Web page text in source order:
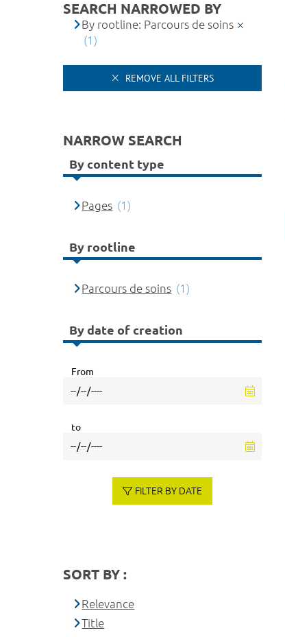
SEARCH NARROWED BY
By rootline: Parcours de soins
(1)
REMOVE ALL FILTERS
NARROW SEARCH
By content type
Pages (1)
By rootline
Parcours de soins (1)
By date of creation
From
to
FILTER BY DATE
SORT BY :
Relevance
Title